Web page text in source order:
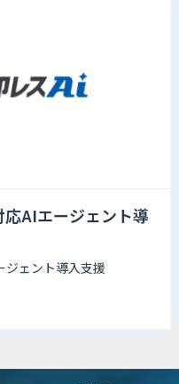
AIエージェント導
ジェント導入支援